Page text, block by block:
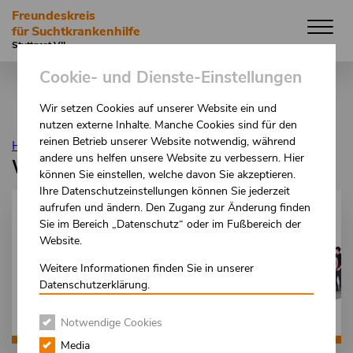
Cookie- und Dienste-Einstellungen
Wir setzen Cookies auf unserer Website ein und
nutzen externe Inhalte. Manche Cookies sind für den
reinen Betrieb unserer Website notwendig, während
andere uns helfen unsere Website zu verbessern. Hier
können Sie einstellen, welche davon Sie akzeptieren.
Ihre Datenschutzeinstellungen können Sie jederzeit
aufrufen und ändern. Den Zugang zur Änderung finden
Sie im Bereich „Datenschutz“ oder im Fußbereich der
Website.
Weitere Informationen finden Sie in unserer
Datenschutzerklärung.
Notwendige Cookies
Media
Direkt
zum
Inhalt
Freundeskreis
für Suchtkrankenhilfe
Stuttgart VII
Hilfeportal
Wie können wir helfen?
WAS IST
SUCHT